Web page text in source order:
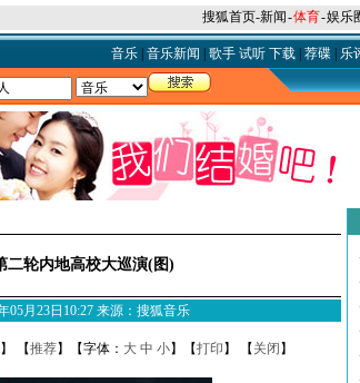
搜狐首页-新闻-体育-娱乐
音乐| 音乐新闻 歌手 试听 下载| 荐碟| 乐
二轮内地高校大巡演(图)
05月23日10:27 来源：搜狐音乐
】 【推荐】【字体： 大 中 小】【打印 】 【 关闭 】
·
·
·
·
·